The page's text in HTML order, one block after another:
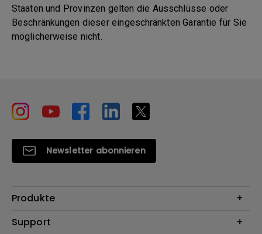
Staaten und Provinzen gelten die Ausschlüsse oder
Beschränkungen dieser eingeschränkten Garantie für Sie
möglicherweise nicht.
Newsletter abonnieren
Produkte
Beamer
Support